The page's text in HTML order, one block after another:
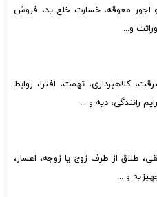
اجور معوقه، خسارت خلع ید، فروش
و...
کلاهبرداری، تهمت، افترا، روابط
رانندگی، دیه و ...
طلاق از طرف زوج یا زوجه، اعسار،
و ...